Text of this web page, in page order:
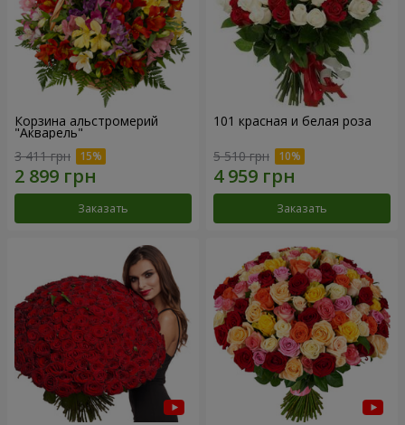
Корзина альстромерий
"Акварель"
3 411 грн
Заказать
101 красная и белая роза
5 510 грн
Заказать